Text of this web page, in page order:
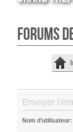
Forums
Envoyer
Nom d’utilisateur: